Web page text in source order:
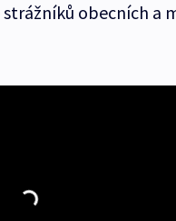
strážníků obecních a